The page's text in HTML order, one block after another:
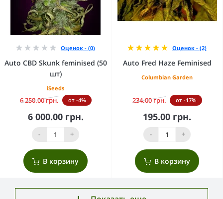
Оценок - (0)
Auto CBD Skunk feminised (50
шт)
iSeeds
6 250.00 грн. от -4%
6 000.00 грн.
- +
В корзину
Оценок - (2)
Auto Fred Haze Feminised
Columbian Garden
234.00 грн. от -17%
195.00 грн.
- +
В корзину